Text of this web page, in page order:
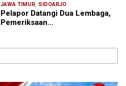
JAWA TIMUR, SIDOARJO
Pelapor Datangi Dua Lembaga,
Pemeriksaan…